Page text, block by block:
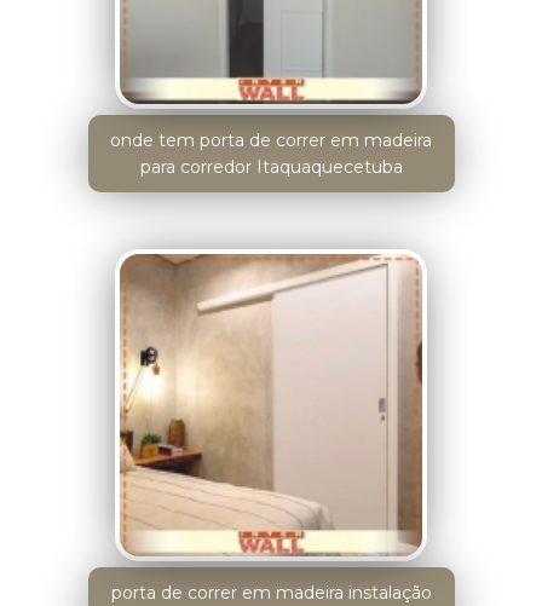
onde tem porta de correr em madeira
para corredor Itaquaquecetuba
porta de correr em madeira instalação